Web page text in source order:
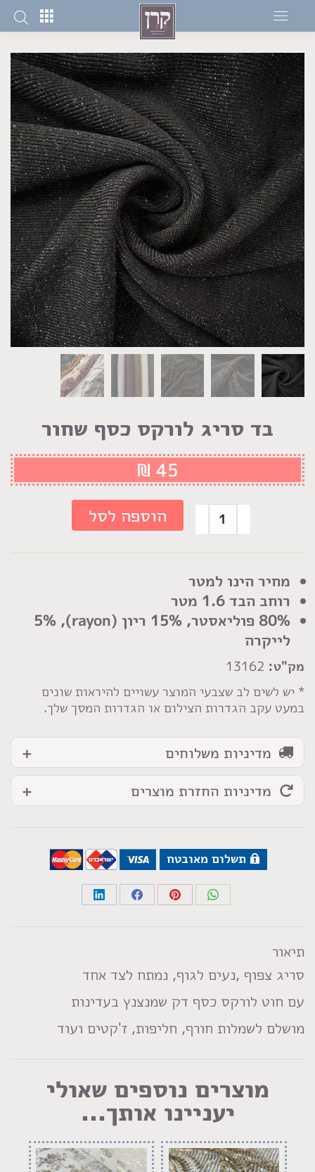
בד סריג לורקס כסף שחור
מחיר הינו למטר
רוחב הבד 1.6 מטר
80% פוליאסטר, 15% ריון (rayon), 5%
לייקרה
מק"ט:
* יש לשים לב שצבעי המוצר עשויים להיראות שונים
במעט עקב הגדרות הצילום או הגדרות המסך שלך.
₪ 45
כמות
של
לורקס
כסף
שחור
הוספה לסל
מדיניות משלוחים
מדיניות החזרת מוצרים
תשלום מאובטח
Share
Share
Share
Share
תיאור
סריג צפוף ,נעים לגוף, נמתח לצד אחד
עם חוט לורקס כסף דק שמנצנץ בעדינות
מושלם לשמלות חורף, חליפות, ז'קטים ועוד
מוצרים נוספים שאולי
יעניינו אותך...